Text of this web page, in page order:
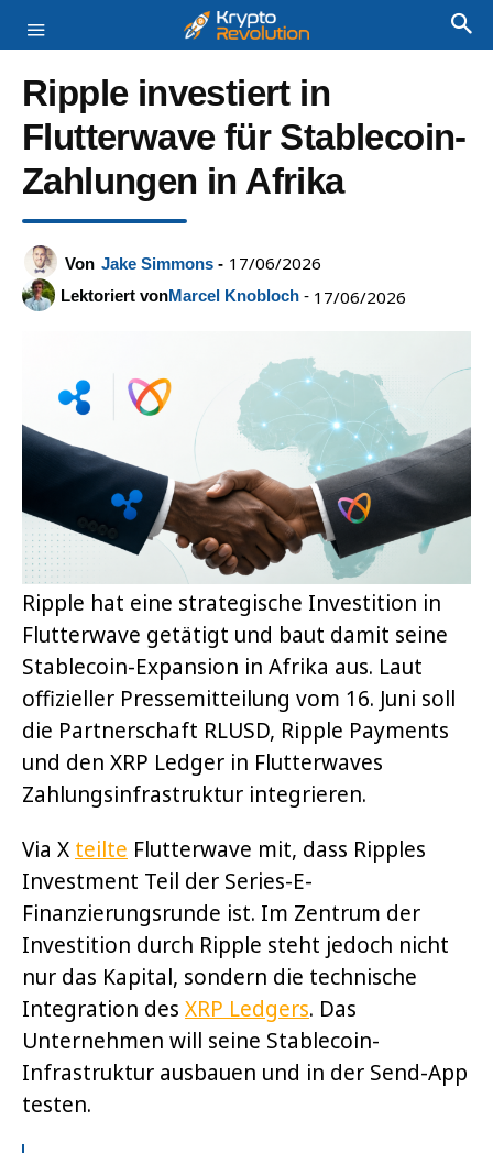
Ripple investiert in
Flutterwave für Stablecoin-
Zahlungen in Afrika
Von Jake Simmons - 17/06/2026
Lektoriert vonMarcel Knobloch - 17/06/2026
Ripple hat eine strategische Investition in
Flutterwave getätigt und baut damit seine
Stablecoin-Expansion in Afrika aus. Laut
offizieller Pressemitteilung vom 16. Juni soll
die Partnerschaft RLUSD, Ripple Payments
und den XRP Ledger in Flutterwaves
Zahlungsinfrastruktur integrieren.
Via X teilte Flutterwave mit, dass Ripples
Investment Teil der Series-E-
Finanzierungsrunde ist. Im Zentrum der
Investition durch Ripple steht jedoch nicht
nur das Kapital, sondern die technische
Integration des XRP Ledgers. Das
Unternehmen will seine Stablecoin-
Infrastruktur ausbauen und in der Send-App
testen.